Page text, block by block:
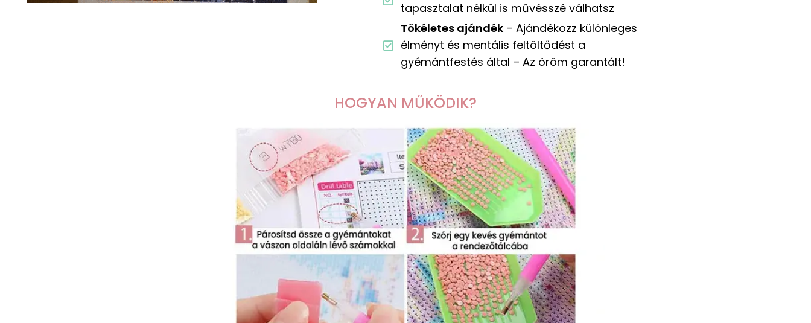
tapasztalat nélkül is művésszé válhatsz
Tökéletes ajándék– Ajándékozz különleges
élményt és mentális feltöltődést a
gyémántfestés által – Az öröm garantált!
HOGYAN MŰKÖDIK?